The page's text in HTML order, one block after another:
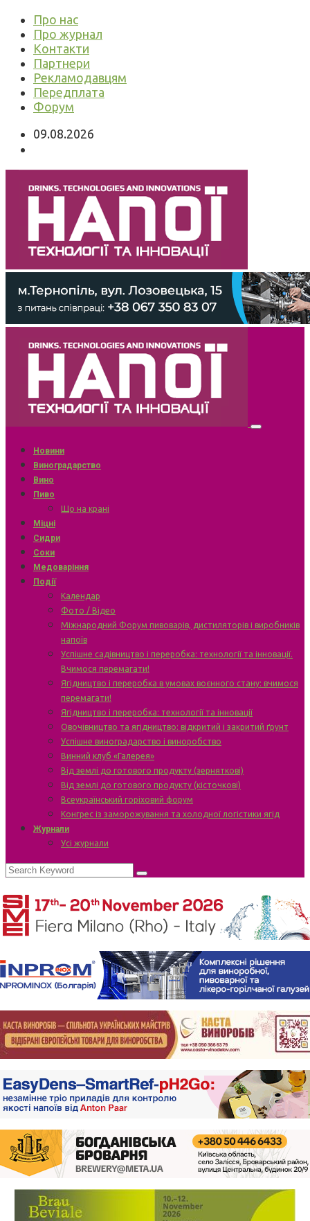
Про нас
Про журнал
Контакти
Партнери
Рекламодавцям
Передплата
Форум
09.08.2026
Новини
Виноградарство
Вино
Пиво
Що на крані
Міцні
Сидри
Соки
Медоваріння
Події
Календар
Фото / Відео
Міжнародний Форум пивоварів, дистиляторів і виробників
напоїв
Успішне садівництво і переробка: технології та інновації.
Вчимося перемагати!
Ягідництво і переробка в умовах воєнного стану: вчимося
перемагати!
Ягідництво і переробка: технології та інновації
Овочівництво та ягідництво: відкритий і закритий ґрунт
Успішне виноградарство і виноробство
Винний клуб «Галерея»
Від землі до готового продукту (зерняткові)
Від землі до готового продукту (кісточкові)
Всеукраїнський горіховий форум
Конгрес із заморожування та холодної логістики ягід
Журнали
Усі журнали